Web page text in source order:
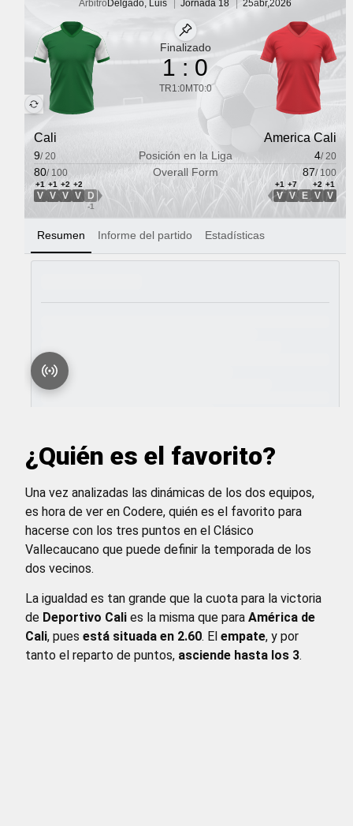
¿Quién es el favorito?
Una vez analizadas las dinámicas de los dos equipos,
es hora de ver en Codere, quién es el favorito para
hacerse con los tres puntos en el Clásico
Vallecaucano que puede definir la temporada de los
dos vecinos.
La igualdad es tan grande que la cuota para la victoria
de Deportivo Cali es la misma que para América de
Cali, pues está situada en 2.60. El empate, y por
tanto el reparto de puntos, asciende hasta los 3.